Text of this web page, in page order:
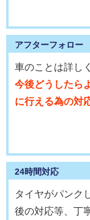
アフターフォロー
車のことは詳し
今後どうしたら
に行える為の対
24時間対応
タイヤがパンク
後の対応等、丁